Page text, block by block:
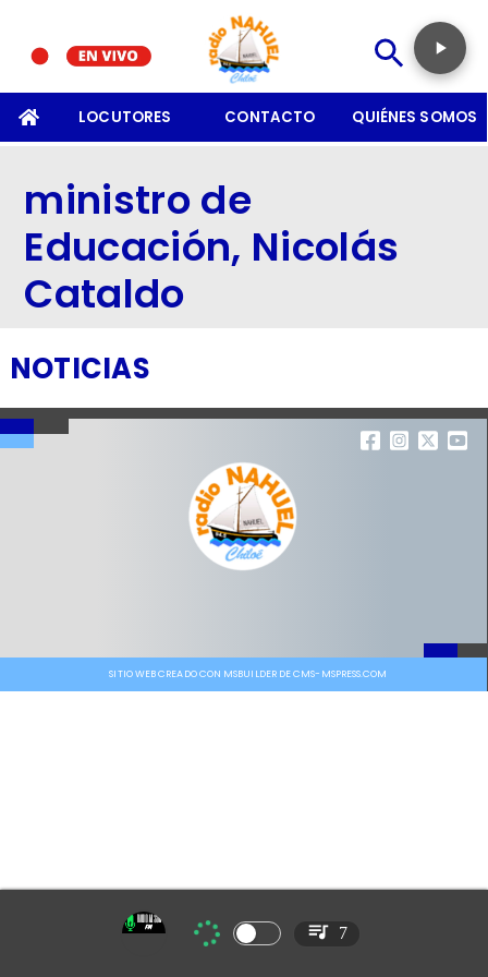
LOCUTORES CONTACTO QUIÉNES SOMOS
ministro de
Educación, Nicolás
Cataldo
NOTICIAS
SITIO WEB CREADO CON MSBUILDER DE CMS-MSPRESS.COM
7